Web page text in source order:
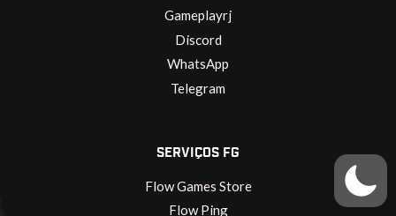
Gameplayrj
Discord
WhatsApp
Telegram
SERVIÇOS FG
Flow Games Store
Flow Ping